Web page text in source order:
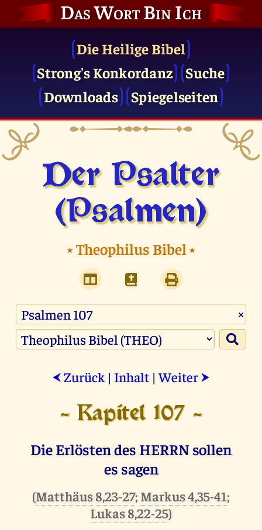
Das Wort Bin Ich
Die Heilige Bibel
Strong's Konkordanz
Suche
Downloads
Spiegelseiten
Der Psalter
(Psalmen)
⭑Theophilus Bibel⭑
×
⮜ Zurück | Inhalt |Weiter ⮞
- Kapitel 107 -
Die Erlösten des HERRN sollen
es sagen
(Matthäus 8,23-27; Markus 4,35-41;
Lukas 8,22-25)